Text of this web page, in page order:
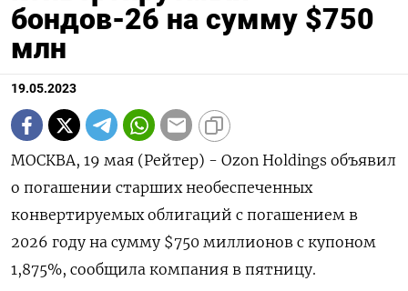
бондов-26 на сумму $750
млн
19.05.2023
МОСКВА, 19 мая (Рейтер) - Ozon Holdings объявил
о погашении старших необеспеченных
конвертируемых облигаций с погашением в
2026 году на сумму $750 миллионов с купоном
1,875%, сообщила компания в пятницу.